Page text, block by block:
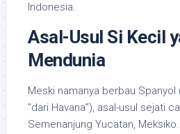
Indonesia.
Asal-Usul Si Kecil
Mendunia
Meski namanya berbau Spanyol
"dari Havana"), asal-usul sejati
Semenanjung Yucatan,